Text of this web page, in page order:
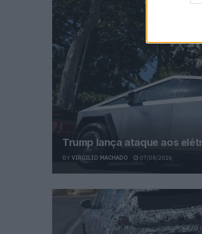
Trump lança ataque aos
BY VIRGILIO MACHADO 07/08/2026